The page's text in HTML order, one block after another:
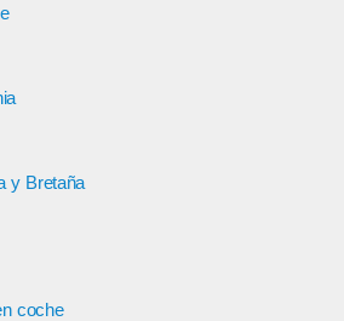
y Bretaña
coche